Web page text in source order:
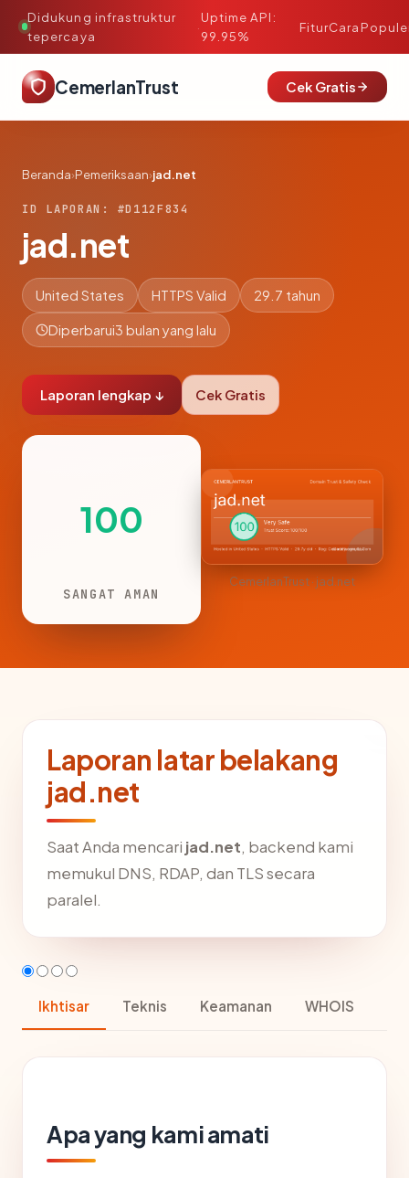
Didukung infrastruktur
tepercaya
·
Uptime API:
99.95%
FiturCara
CemerlanTrust Cek Gratis
Beranda›Pemeriksaan›jad.net
ID LAPORAN: #D112F834
jad.net
United States HTTPS Valid 29.7 tahun
Diperbarui3 bulan yang lalu
Laporan lengkap ↓ Cek Gratis
100
SANGAT AMAN
CemerlanTrust · jad.net
Laporan latar belakang
jad.net
Saat Anda mencari jad.net, backend kami
memukul DNS, RDAP, dan TLS secara
paralel.
Ikhtisar Teknis Keamanan WHOIS
Apa yang kami amati